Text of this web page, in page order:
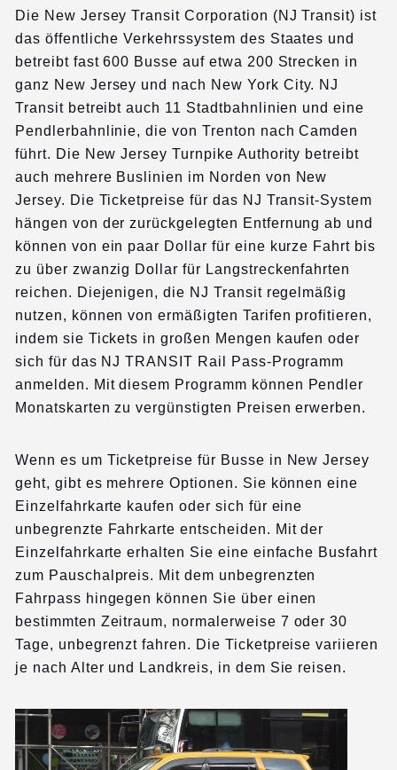
Die New Jersey Transit Corporation (NJ Transit) ist
das öffentliche Verkehrssystem des Staates und
betreibt fast 600 Busse auf etwa 200 Strecken in
ganz New Jersey und nach New York City. NJ
Transit betreibt auch 11 Stadtbahnlinien und eine
Pendlerbahnlinie, die von Trenton nach Camden
führt. Die New Jersey Turnpike Authority betreibt
auch mehrere Buslinien im Norden von New
Jersey. Die Ticketpreise für das NJ Transit-System
hängen von der zurückgelegten Entfernung ab und
können von ein paar Dollar für eine kurze Fahrt bis
zu über zwanzig Dollar für Langstreckenfahrten
reichen. Diejenigen, die NJ Transit regelmäßig
nutzen, können von ermäßigten Tarifen profitieren,
indem sie Tickets in großen Mengen kaufen oder
sich für das NJ TRANSIT Rail Pass-Programm
anmelden. Mit diesem Programm können Pendler
Monatskarten zu vergünstigten Preisen erwerben.
Wenn es um Ticketpreise für Busse in New Jersey
geht, gibt es mehrere Optionen. Sie können eine
Einzelfahrkarte kaufen oder sich für eine
unbegrenzte Fahrkarte entscheiden. Mit der
Einzelfahrkarte erhalten Sie eine einfache Busfahrt
zum Pauschalpreis. Mit dem unbegrenzten
Fahrpass hingegen können Sie über einen
bestimmten Zeitraum, normalerweise 7 oder 30
Tage, unbegrenzt fahren. Die Ticketpreise variieren
je nach Alter und Landkreis, in dem Sie reisen.